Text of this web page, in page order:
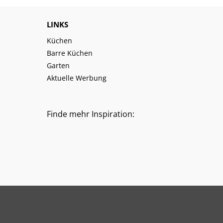
LINKS
Küchen
Barre Küchen
Garten
Aktuelle Werbung
Finde mehr Inspiration: